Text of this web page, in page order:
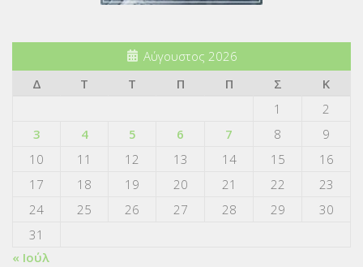
Αύγουστος 2026
Δ
Τ Τ Π Π Σ
Κ
1
2
3
4 5 6 7 8
9
10
11 12 13 14 15
16
17
18 19 20 21 22
23
24
25 26 27 28 29
30
31
« Ιούλ